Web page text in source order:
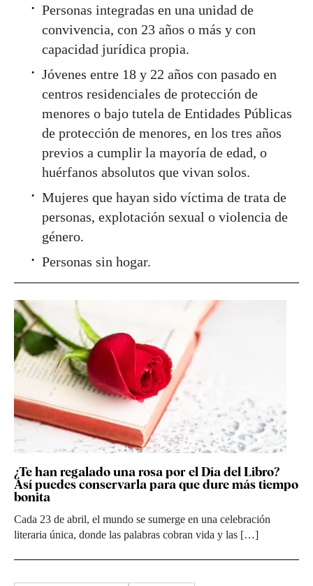
Personas integradas en una unidad de
convivencia, con 23 años o más y con
capacidad jurídica propia.
Jóvenes entre 18 y 22 años con pasado en
centros residenciales de protección de
menores o bajo tutela de Entidades Públicas
de protección de menores, en los tres años
previos a cumplir la mayoría de edad, o
huérfanos absolutos que vivan solos.
Mujeres que hayan sido víctima de trata de
personas, explotación sexual o violencia de
género.
Personas sin hogar.
¿Te han regalado una rosa por el Día del Libro?
Así puedes conservarla para que dure más tiempo
bonita
Cada 23 de abril, el mundo se sumerge en una celebración
literaria única, donde las palabras cobran vida y las […]